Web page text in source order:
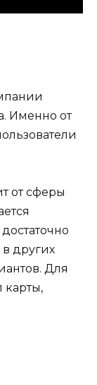
Именно от
от сферы
в других
Для
карты,